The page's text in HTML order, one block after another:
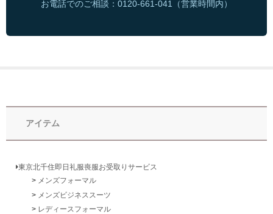
お電話でのご相談：0120-661-041（営業時間内）
アイテム
東京北千住即日礼服喪服お受取りサービス
メンズフォーマル
メンズビジネススーツ
レディースフォーマル